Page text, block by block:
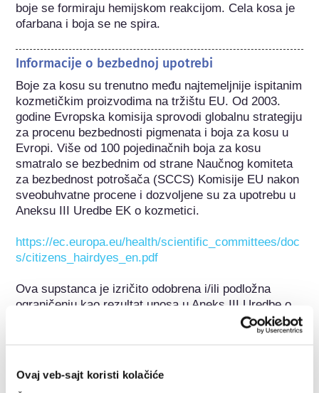
Ovaj veb-sajt koristi kolačiće
boje se formiraju hemijskom reakcijom. Cela kosa je
ofarbana i boja se ne spira.
Informacije o bezbednoj upotrebi
Boje za kosu su trenutno među najtemeljnije ispitanim
kozmetičkim proizvodima na tržištu EU. Od 2003.
godine Evropska komisija sprovodi globalnu strategiju
za procenu bezbednosti pigmenata i boja za kosu u
Evropi. Više od 100 pojedinačnih boja za kosu
smatralo se bezbednim od strane Naučnog komiteta
za bezbednost potrošača (SCCS) Komisije EU nakon
sveobuhvatne procene i dozvoljene su za upotrebu u
Aneksu III Uredbe EK o kozmetici.
https://ec.europa.eu/health/scientific_committees/doc
s/citizens_hairdyes_en.pdf
Ova supstanca je izričito odobrena i/ili podložna
ograničenju kao rezultat unosa u Aneks III Uredbe o
kozmetici EC nakon procene Naučnog komiteta za
čistoće, maksimalnu koncentraciju ili ograničenja na
određene kategorije proizvoda. U skladu sa uslovima